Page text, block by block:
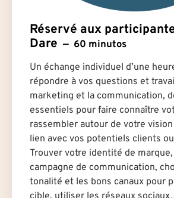
Réservé aux
Dare
60 minutos
Un échange individuel d’une
répondre à vos questions et
marketing et la communication,
essentiels pour faire connaître
rassembler autour de votre
lien avec vos potentiels clients
Trouver votre identité de
campagne de communication,
tonalité et les bons canaux pour